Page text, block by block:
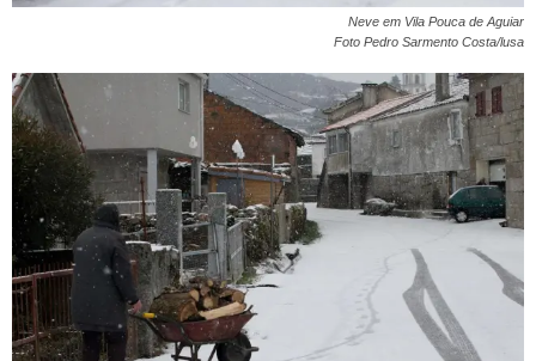
Neve em Vila Pouca de Aguiar
Foto Pedro Sarmento Costa/lusa